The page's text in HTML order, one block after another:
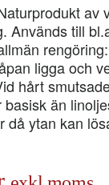
av
Används till
ligga och
hårt
basisk än
då ytan kan